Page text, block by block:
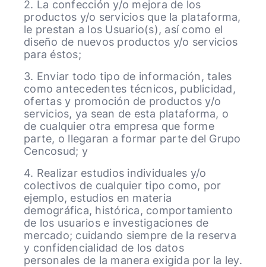
2. La confección y/o mejora de los
productos y/o servicios que la plataforma,
le prestan a los Usuario(s), así como el
diseño de nuevos productos y/o servicios
para éstos;
3. Enviar todo tipo de información, tales
como antecedentes técnicos, publicidad,
ofertas y promoción de productos y/o
servicios, ya sean de esta plataforma, o
de cualquier otra empresa que forme
parte, o llegaran a formar parte del Grupo
Cencosud; y
4. Realizar estudios individuales y/o
colectivos de cualquier tipo como, por
ejemplo, estudios en materia
demográfica, histórica, comportamiento
de los usuarios e investigaciones de
mercado; cuidando siempre de la reserva
y confidencialidad de los datos
personales de la manera exigida por la ley.